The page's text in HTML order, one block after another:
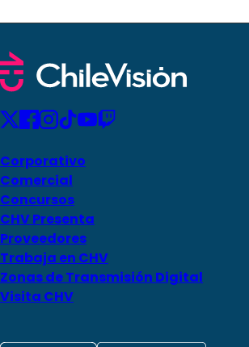
Corporativo
Comercial
Concursos
CHV Presenta
Proveedores
Trabaja en CHV
Zonas de Transmisión Digital
Visita CHV